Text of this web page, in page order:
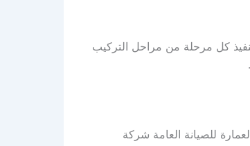
كل مرحلة من مراحل التركيب
للصيانة العامة شركة